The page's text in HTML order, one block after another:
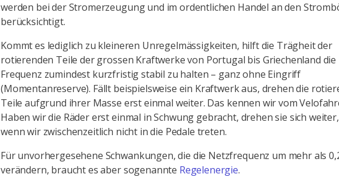
werden bei der Stromerzeugung und im ordentlichen Handel an den
berücksichtigt.
Kommt es lediglich zu kleineren Unregelmässigkeiten, hilft die Trägheit der
rotierenden Teile der grossen Kraftwerke von Portugal bis Griechenland die
Frequenz zumindest kurzfristig stabil zu halten – ganz ohne Eingriff
(Momentanreserve). Fällt beispielsweise ein Kraftwerk aus, drehen die
Teile aufgrund ihrer Masse erst einmal weiter. Das kennen wir vom
Haben wir die Räder erst einmal in Schwung gebracht, drehen sie sich
wenn wir zwischenzeitlich nicht in die Pedale treten.
Für unvorhergesehene Schwankungen, die die Netzfrequenz um mehr als
verändern, braucht es aber sogenannte Regelenergie.